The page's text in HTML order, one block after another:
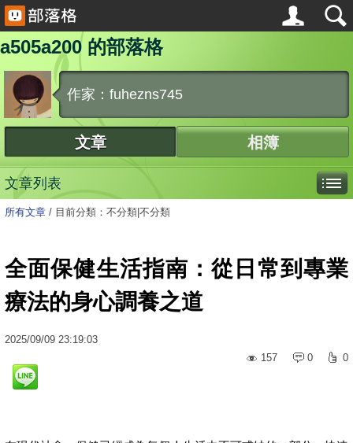
a505a200 的部落格
作家：fuhezns745
文章 相簿
文章列表
所有文章 / 目前分類：不分類|不分類
全面保健生活指南：從日常到專業
療法的身心調養之道
2025/09/09 23:19:03
157
0 0